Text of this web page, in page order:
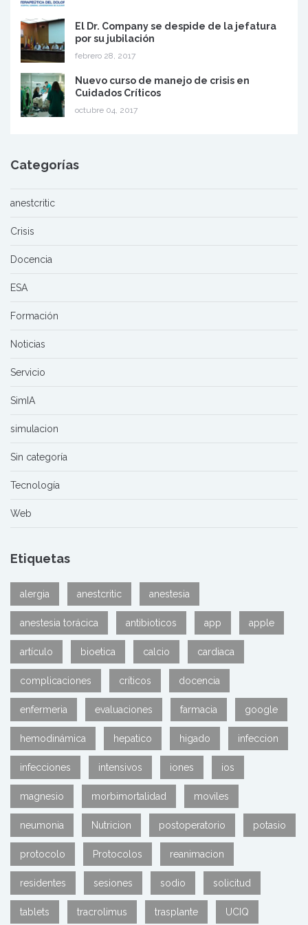
El Dr. Company se despide de la jefatura
por su jubilación
febrero 28, 2017
Nuevo curso de manejo de crisis en
Cuidados Críticos
octubre 04, 2017
Categorías
anestcritic
Crisis
Docencia
ESA
Formación
Noticias
Servicio
SimIA
simulacion
Sin categoría
Tecnología
Web
Etiquetas
alergia anestcritic anestesia
anestesia torácica antibioticos app apple
artículo bioetica calcio cardiaca
complicaciones críticos docencia
enfermeria evaluaciones farmacia google
hemodinámica hepatico higado infeccion
infecciones intensivos iones ios
magnesio morbimortalidad moviles
neumonia Nutricion postoperatorio potasio
protocolo Protocolos reanimacion
residentes sesiones sodio solicitud
tablets tracrolimus trasplante UCIQ